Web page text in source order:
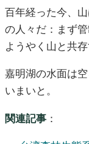
百年経った今、
の人々だ：まず
ようやく山と共
嘉明湖の水面は
いまいと。
関連記事 ：